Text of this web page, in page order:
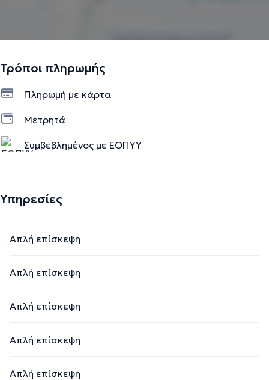
Τρόποι πληρωμής
Πληρωμή με κάρτα
Μετρητά
Συμβεβλημένος με ΕΟΠΥΥ
Υπηρεσίες
Απλή επίσκεψη
Απλή επίσκεψη
Απλή επίσκεψη
Απλή επίσκεψη
Απλή επίσκεψη